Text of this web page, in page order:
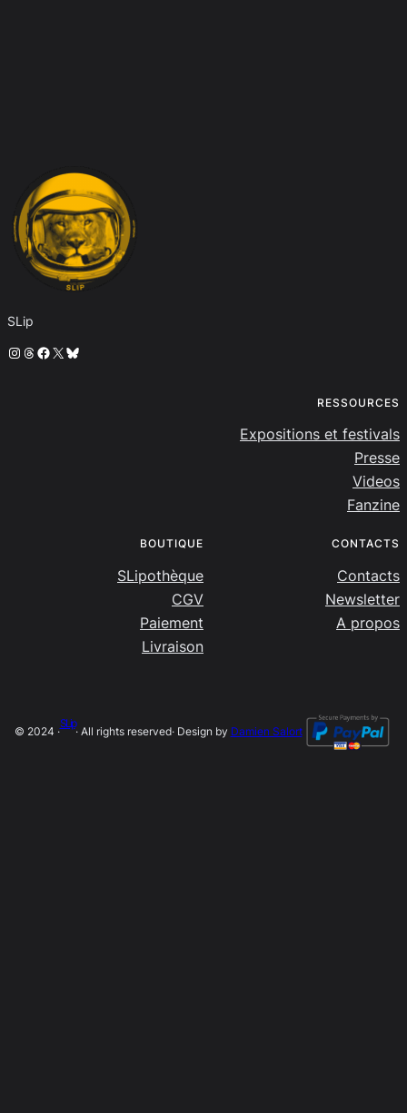
SLip
Instagram
Threads
Facebook
X Bluesky
RESSOURCES
Expositions et festivals
Presse
Videos
Fanzine
BOUTIQUE
SLipothèque
CGV
Paiement
Livraison
CONTACTS
Contacts
Newsletter
A propos
© 2024 ·
SLip
· All rights reserved· Design by Damien Salort